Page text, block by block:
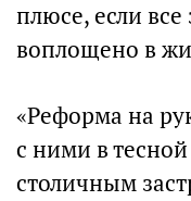
плюсе, если
воплощено в
«Реформа на
с ними в
столичным